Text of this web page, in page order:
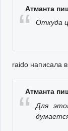
Атманта
Откуда
raido написала
Атманта
Для